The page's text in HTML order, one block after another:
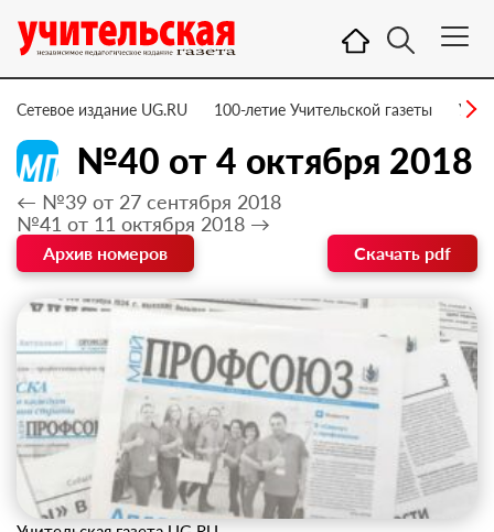
Сетевое издание UG.RU 100-летие Учительской газеты УГ –
№40 от 4 октября 2018
← №39 от 27 сентября 2018
№41 от 11 октября 2018 →
Архив номеров Скачать pdf